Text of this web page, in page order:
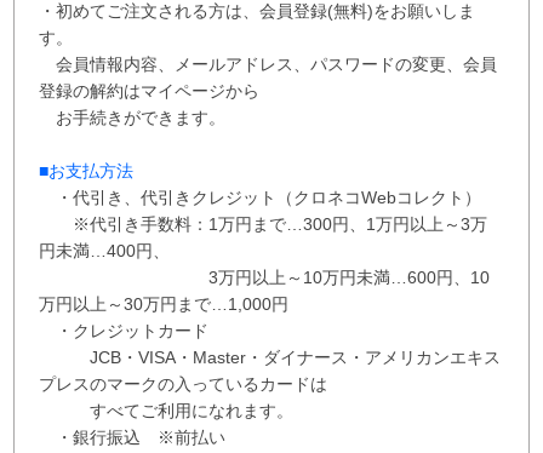
・初めてご注文される方は、会員登録(無料)をお願いしま
す。
会員情報内容、メールアドレス、パスワードの変更、会員
登録の解約はマイページから
お手続きができます。
■お支払方法
・代引き、代引きクレジット（クロネコWebコレクト）
※代引き手数料： 1万円まで…300円、 1万円以上～3万
円未満…400円
3万円以上～10万円未満…600円
10
万円以上～30万円まで…1,000円
・クレジットカード
JCB・VISA・Master・ダイナース・アメリカンエキス
プレスのマークの入っているカードは
すべてご利用になれます。
・銀行振込 ※前払い